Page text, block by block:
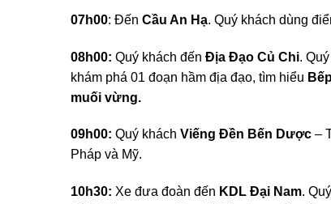
07h00: Đến Cầu An Hạ. Quý khách dùng
08h00: Quý khách đến Địa Đạo Củ Chi.
khám phá 01 đoạn hầm địa đạo, tìm hiểu
muối vừng.
09h00: Quý khách Viếng Đền Bến Dược –
Pháp và Mỹ.
10h30: Xe đưa đoàn đến KDL Đại Nam.